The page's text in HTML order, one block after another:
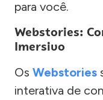
para você.
Webstories:
Imersivo
Os Webstories
interativa de